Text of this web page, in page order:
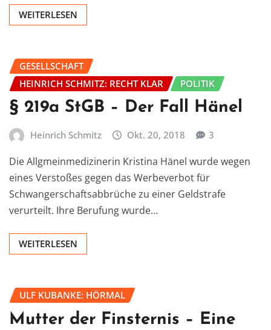
WEITERLESEN
GESELLSCHAFT
HEINRICH SCHMITZ: RECHT KLAR
POLITIK
§ 219a StGB – Der Fall Hänel
Heinrich Schmitz Okt. 20, 2018 3
Die Allgmeinmedizinerin Kristina Hänel wurde wegen
eines Verstoßes gegen das Werbeverbot für
Schwangerschaftsabbrüche zu einer Geldstrafe
verurteilt. Ihre Berufung wurde…
WEITERLESEN
ULF KUBANKE: HÖRMAL
Mutter der Finsternis – Eine